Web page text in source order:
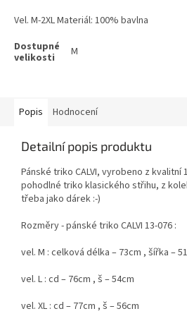
Vel. M-2XL Materiál: 100% bavlna
M
Popis Hodnocení
Detailní popis produktu
Pánské triko CALVI, vyrobeno z
pohodlné triko klasického střihu, z
třeba jako dárek :-)
Rozměry - pánské triko CALVI 13-076 :
vel. M : celková délka – 73cm , šířka –
vel. L : cd – 76cm , š – 54cm
vel. XL : cd – 77cm , š – 56cm